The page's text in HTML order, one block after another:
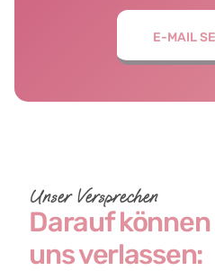
E-MAIL
Unser Versprechen
Darauf
uns verlassen: